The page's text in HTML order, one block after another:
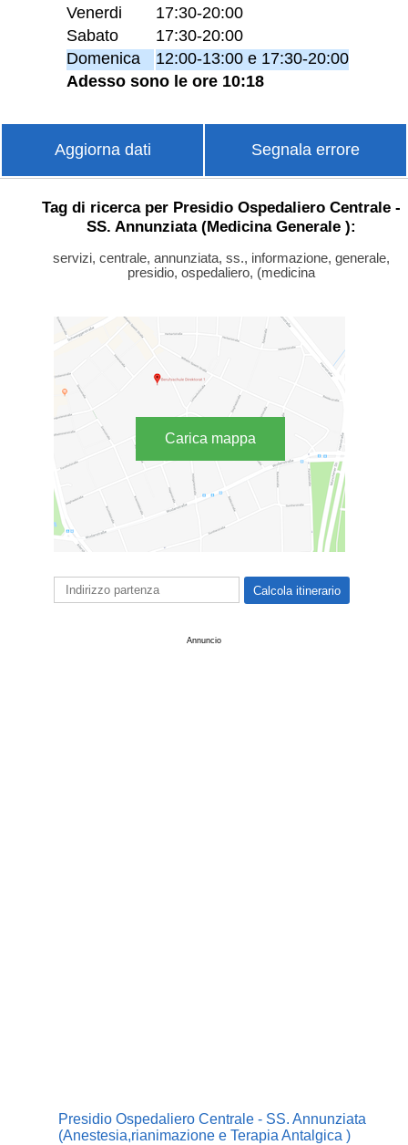
Venerdi
17:30-20:00
Sabato
17:30-20:00
Domenica
12:00-13:00 e 17:30-20:00
Adesso sono le ore 10:18
Aggiorna dati Segnala errore
Tag di ricerca per Presidio Ospedaliero Centrale -
SS. Annunziata (Medicina Generale ):
servizi, centrale, annunziata, ss., informazione, generale,
presidio, ospedaliero, (medicina
Carica mappa
Annuncio
Presidio Ospedaliero Centrale - SS. Annunziata
(Anestesia,rianimazione e Terapia Antalgica )